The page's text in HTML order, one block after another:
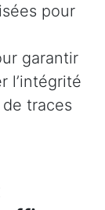
pour
garantir
l’intégrité
traces